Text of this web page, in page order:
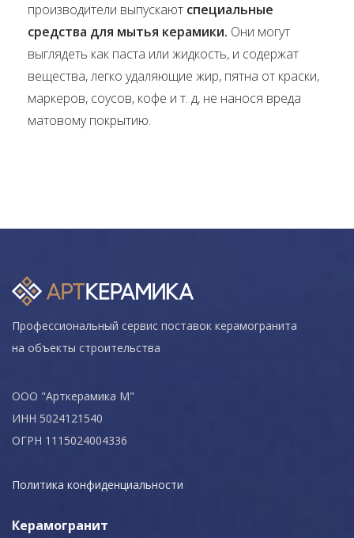
производители выпускают специальные
средства для мытья керамики. Они могут
выглядеть как паста или жидкость, и содержат
вещества, легко удаляющие жир, пятна от краски,
маркеров, соусов, кофе и т. д, не нанося вреда
матовому покрытию.
Профессиональный сервис поставок керамогранита
на объекты строительства
ООО "Арткерамика М"
ИНН 5024121540
ОГРН 1115024004336
Политика конфиденциальности
Керамогранит